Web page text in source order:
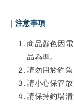
｜注意事項
商品顏色因
品為準。
請勿用於釣魚
請小心保管放
請保持釣場清